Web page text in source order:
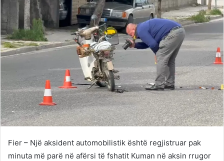
Fier – Një aksident automobilistik është regjistruar pak
minuta më parë në afërsi të fshatit Kuman në aksin rrugor